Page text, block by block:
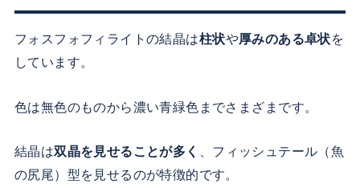
フォスフォフィライトの結晶は柱状や厚みのある卓状を
しています。
色は無色のものから濃い青緑色までさまざまです。
結晶は双晶を見せることが多く
、フィッシュテール（魚
の尻尾）型を見せるのが特徴的です。